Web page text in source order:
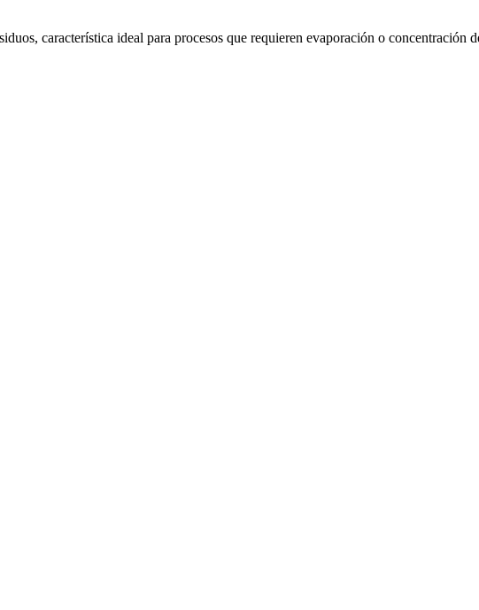
característica ideal para procesos que requieren evaporación o concentración